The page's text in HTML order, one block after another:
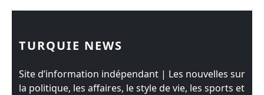
TURQUIE NEWS
Site d’information indépendant | Les nouvelles sur
la politique, les affaires, le style de vie, les sports et